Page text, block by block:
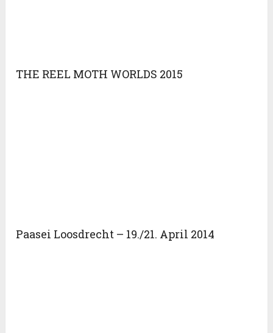
THE REEL MOTH WORLDS 2015
Paasei Loosdrecht – 19./21. April 2014